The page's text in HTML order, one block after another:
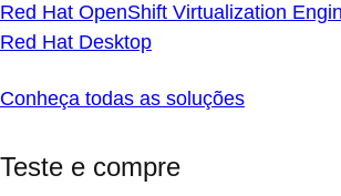
Red Hat OpenShift Virtualization
Red Hat Desktop
Conheça todas as soluções
Teste e compre